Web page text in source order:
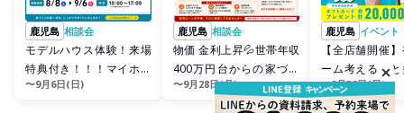
鹿児島 相談会
モデルハウス体験！来場
特典付き！！！マイホー
ム相談会
〜9月6日(日)
鹿児島 相談会
物価 金利上昇💦世帯年収
400万円台からの家づく
り！ローン相談会開催
〜9月28日(月)
鹿児島 イベント
【全店舗開催
ーム考えるこ
題。
〜8月30日(日)